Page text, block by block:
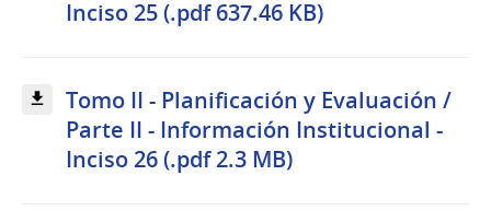
Inciso 25 (.pdf 637.46 KB)
Tomo II - Planificación y Evaluación /
Parte II - Información Institucional -
Inciso 26 (.pdf 2.3 MB)